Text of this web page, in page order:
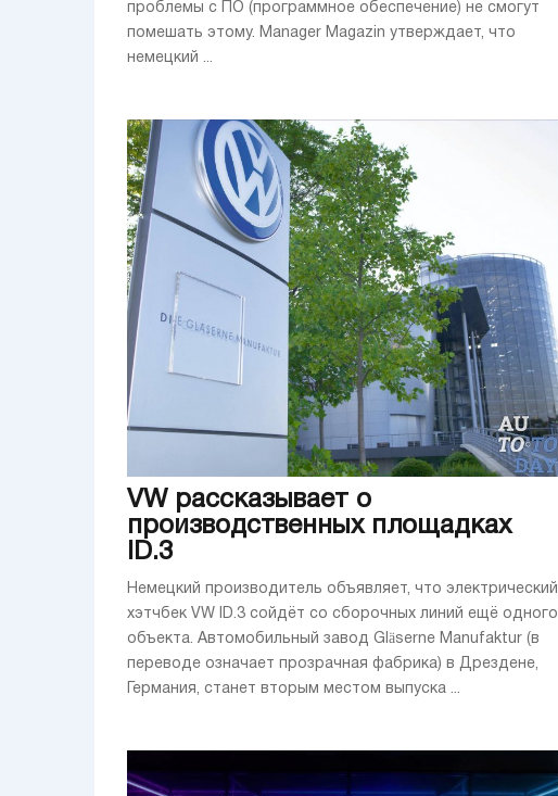
проблемы с ПО (программное обеспечение) не смогут
помешать этому. Manager Magazin утверждает, что
немецкий ...
VW рассказывает о
производственных площадках
ID.3
Немецкий производитель объявляет, что электрический
хэтчбек VW ID.3 сойдёт со сборочных линий ещё одного
объекта. Автомобильный завод Gläserne Manufaktur (в
переводе означает прозрачная фабрика) в Дрездене,
Германия, станет вторым местом выпуска ...